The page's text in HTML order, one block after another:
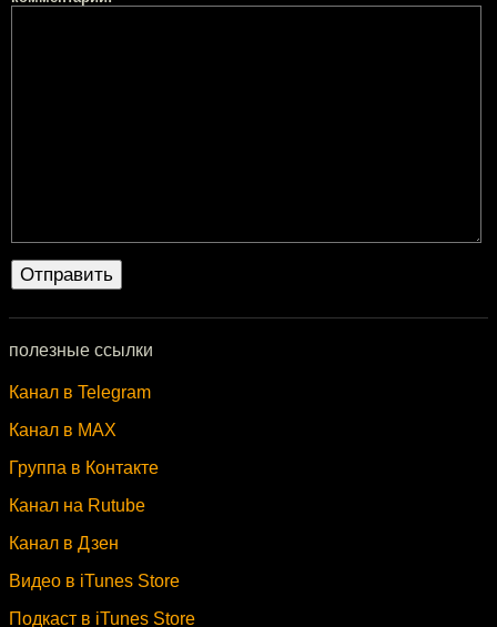
полезные ссылки
Канал в Telegram
Канал в MAX
Группа в Контакте
Канал на Rutube
Канал в Дзен
Видео в iTunes Store
Подкаст в iTunes Store